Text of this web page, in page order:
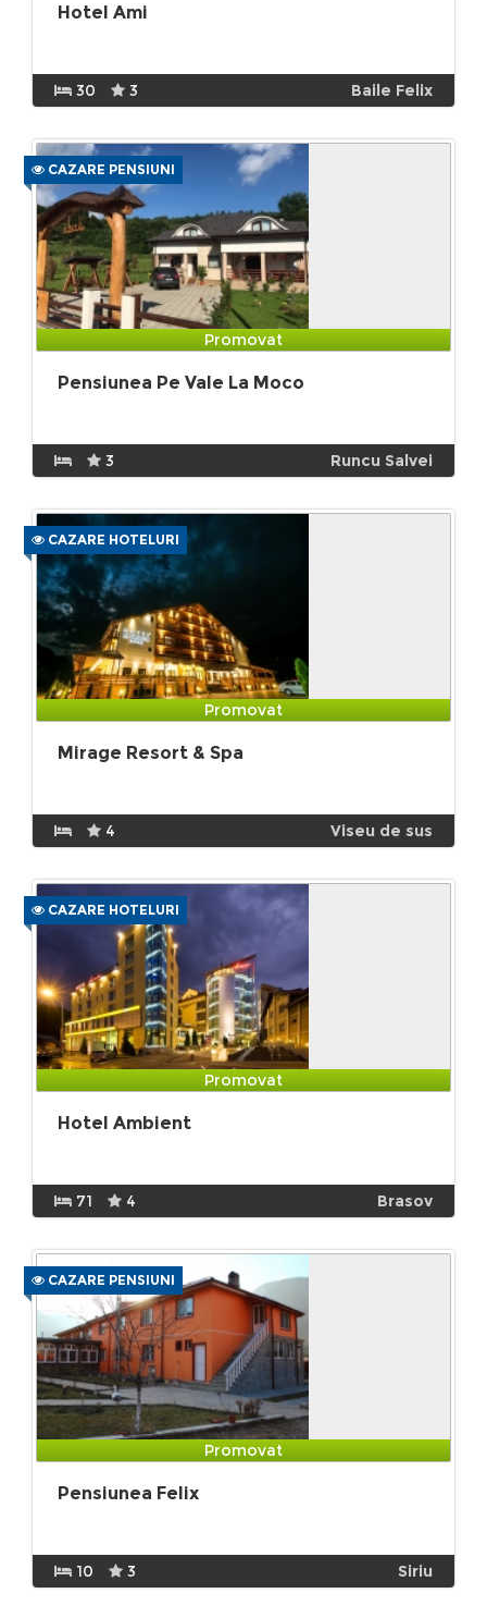
Hotel Ami
30 3 Baile Felix
CAZARE PENSIUNI
Promovat
Pensiunea Pe Vale La Moco
3 Runcu Salvei
CAZARE HOTELURI
Promovat
Mirage Resort & Spa
4 Viseu de sus
CAZARE HOTELURI
Promovat
Hotel Ambient
71 4 Brasov
CAZARE PENSIUNI
Promovat
Pensiunea Felix
10 3 Siriu